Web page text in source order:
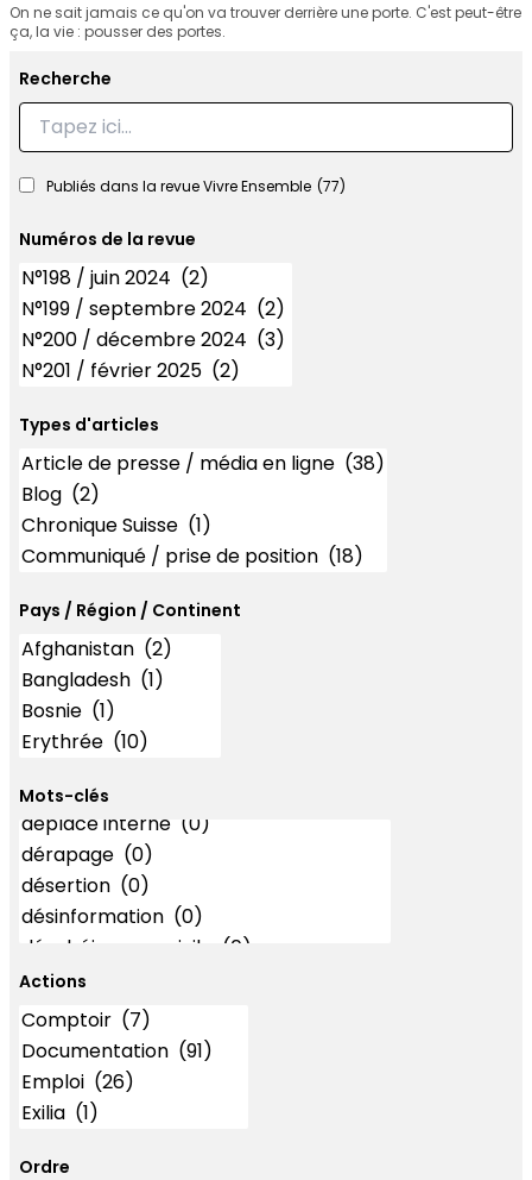
On ne sait jamais ce qu'on va trouver derrière une porte. C'est peut-être
ça, la vie : pousser des portes.
Recherche
Recherche
Publiés dans la revue Vivre Ensemble (77)
Numéros de la revue
Numéros
Types d'articles
Types d'articles
Pays / Région / Continent
Mots-clés
Mots-clés
Actions
Actions
Ordre